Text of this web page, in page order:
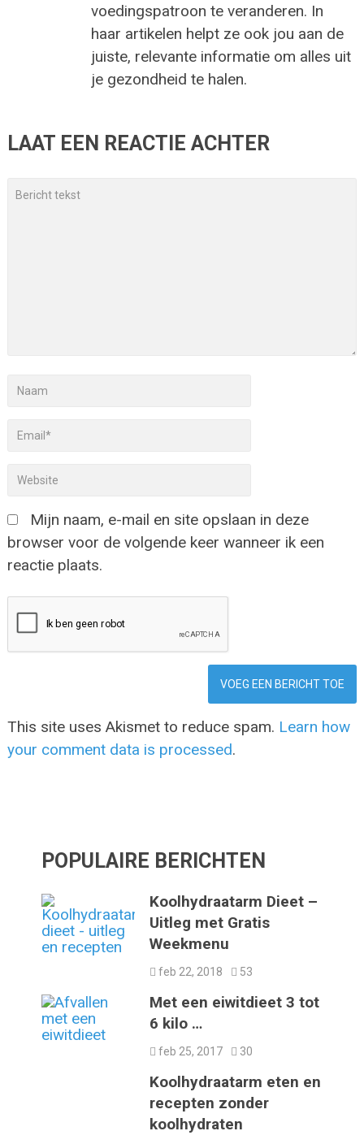
voedingspatroon te veranderen. In
haar artikelen helpt ze ook jou aan de
juiste, relevante informatie om alles uit
je gezondheid te halen.
LAAT EEN REACTIE ACHTER
Mijn naam, e-mail en site opslaan in deze
browser voor de volgende keer wanneer ik een
reactie plaats.
This site uses Akismet to reduce spam. Learn how
your comment data is processed.
POPULAIRE BERICHTEN
Koolhydraatarm Dieet –
Uitleg met Gratis
Weekmenu
feb 22, 2018 53
Met een eiwitdieet 3 tot
6 kilo …
feb 25, 2017 30
Koolhydraatarm eten en
recepten zonder
koolhydraten